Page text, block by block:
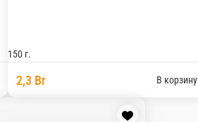
150 г.
2,3 Br В корзину